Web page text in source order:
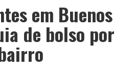
em Buenos
de bolso por